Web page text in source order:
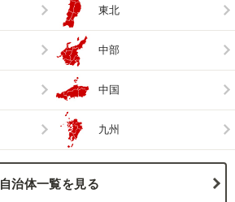
東北
中部
中国
九州
自治体一覧を見る